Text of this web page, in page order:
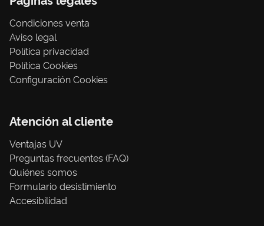
Condiciones venta
Aviso legal
Política privacidad
Política Cookies
Configuración Cookies
Atención al cliente
Ventajas UV
Preguntas frecuentes (FAQ)
Quiénes somos
Formulario desistimiento
Accesibilidad